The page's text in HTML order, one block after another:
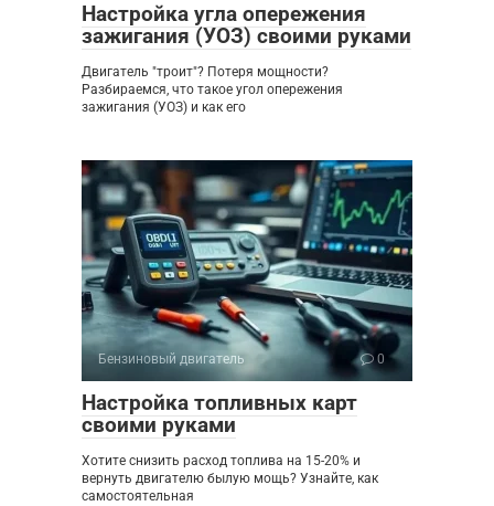
Настройка угла опережения
зажигания (УОЗ) своими руками
Двигатель "троит"? Потеря мощности?
Разбираемся, что такое угол опережения
зажигания (УОЗ) и как его
Бензиновый двигатель 0
Настройка топливных карт
своими руками
Хотите снизить расход топлива на 15-20% и
вернуть двигателю былую мощь? Узнайте, как
самостоятельная